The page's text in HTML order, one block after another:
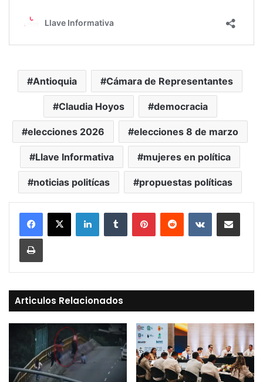
Antioquia Cámara de Representantes
Claudia Hoyos democracia
elecciones 2026 elecciones 8 de marzo
Llave Informativa mujeres en política
noticias politícas propuestas políticas
LinkedInTumblr PinterestReddit VKontakteCompartir vía Mail
Print
Articulos Relacionados